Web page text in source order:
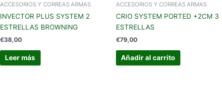
ACCESORIOS Y CORREAS ARMAS
INVECTOR PLUS SYSTEM 2
ESTRELLAS BROWNING
€38,00
Leer más
ACCESORIOS Y CORREAS ARMAS
CRIO SYSTEM PORTED +2CM 3
ESTRELLAS
€79,00
Añadir al carrito